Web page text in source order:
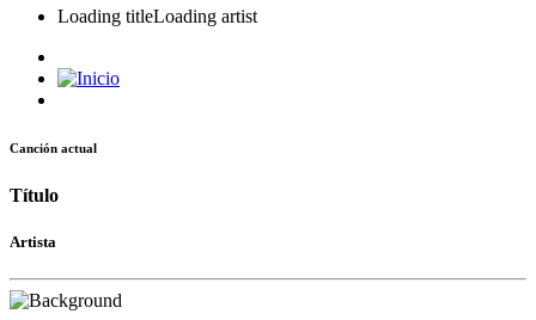
Loading titleLoading artist
Canción actual
Título
Artista